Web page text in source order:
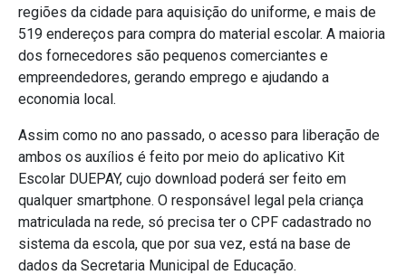
regiões da cidade para aquisição do uniforme, e mais de
519 endereços para compra do material escolar. A maioria
dos fornecedores são pequenos comerciantes e
empreendedores, gerando emprego e ajudando a
economia local.
Assim como no ano passado, o acesso para liberação de
ambos os auxílios é feito por meio do aplicativo Kit
Escolar DUEPAY, cujo download poderá ser feito em
qualquer smartphone. O responsável legal pela criança
matriculada na rede, só precisa ter o CPF cadastrado no
sistema da escola, que por sua vez, está na base de
dados da Secretaria Municipal de Educação.